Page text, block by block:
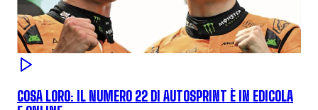
COSA LORO: IL NUMERO 22 DI AUTOSPRINT È IN EDICOLA